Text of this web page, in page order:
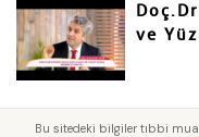
ve
Bu sitedeki bilgiler tıbbi